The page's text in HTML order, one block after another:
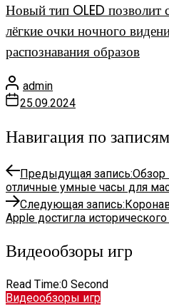
Новый тип OLED позволит
лёгкие очки ночного
распознавания образов
admin
25.09.2024
Навигация по записям
Предыдущая запись:Обзор
отличные умные часы для
Следующая запись:
Apple достигла
Видеообзоры игр
Read Time:0 Second
Видеообзоры игр